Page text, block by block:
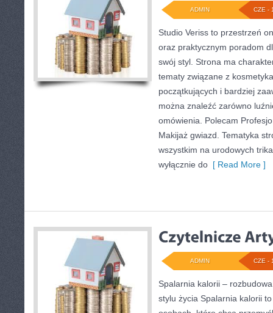
CZE -
ADMIN
Studio Veriss to przestrzeń
oraz praktycznym poradom
swój styl. Strona ma
tematy związane z
początkujących i bardziej
można znaleźć zarówno
omówienia. Polecam
Makijaż gwiazd. Tematyka
wszystkim na urodowych
wyłącznie do [ Read More ]
CZE -
ADMIN
Spalarnia kalorii –
stylu życia Spalarnia kalorii